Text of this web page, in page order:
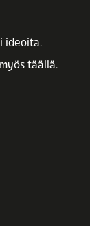
ideoita.
täällä.